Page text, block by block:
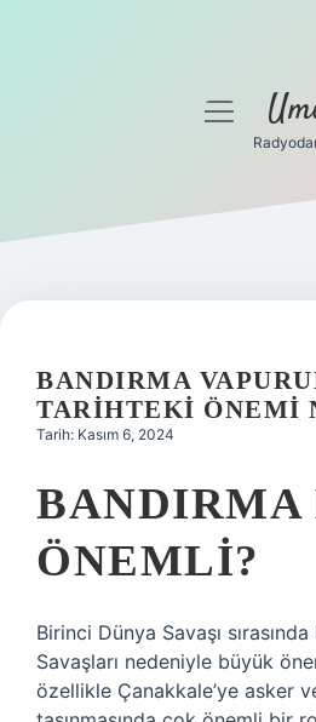
Gizlilik Politikası
Yasal Uyarı
menüyü
BANDIRMA
TARIHTEKI ÖNEMI
Tarih: Kasım 6, 2024
BANDIRMA
ÖNEMLI?
Birinci Dünya Savaşı
Savaşları nedeniyle büyük
özellikle Çanakkale’ye asker